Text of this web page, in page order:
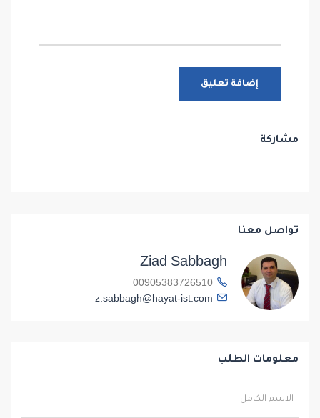
مشاركة
تواصل معنا
Ziad Sabbagh
z.sabbagh@hayat-ist.com
معلومات الطلب